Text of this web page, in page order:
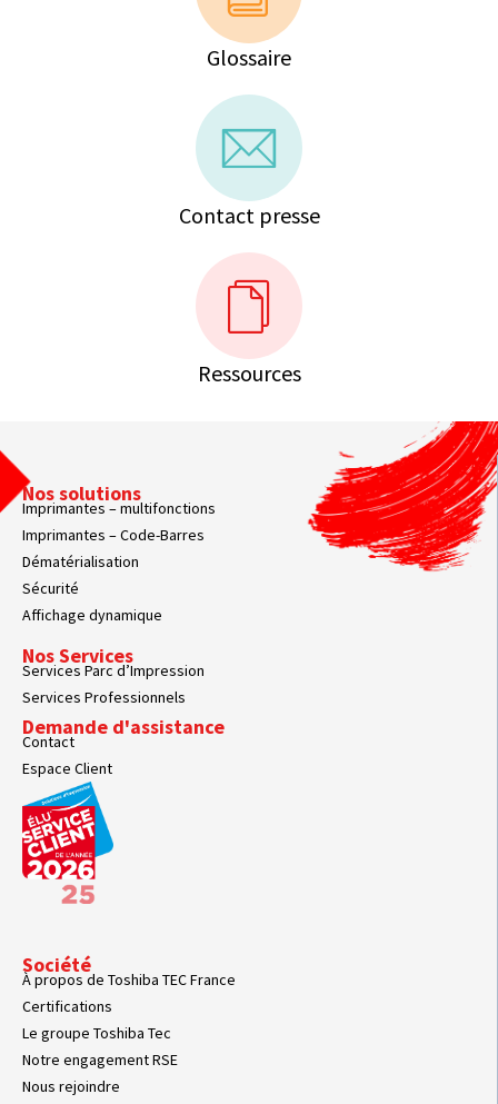
Glossaire
Contact presse
Ressources
Nos solutions
Imprimantes – multifonctions
Imprimantes – Code-Barres
Dématérialisation
Sécurité
Affichage dynamique
Nos Services
Services Parc d’Impression
Services Professionnels
Demande d'assistance
Contact
Espace Client
Société
À propos de Toshiba TEC France
Certifications
Le groupe Toshiba Tec
Notre engagement RSE
Nous rejoindre